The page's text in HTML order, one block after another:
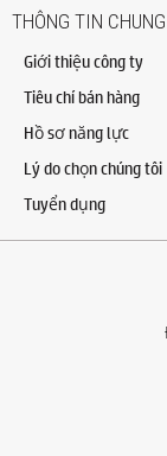
THÔNG TIN CHUNG
Giới thiệu công ty
Tiêu chí bán hàng
Hồ sơ năng lực
Lý do chọn chúng tôi
Tuyển dụng